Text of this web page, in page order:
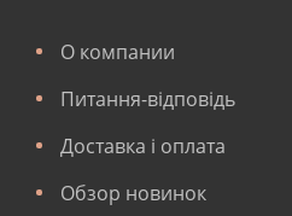
О компании
Питання-відповідь
Доставка і оплата
Обзор новинок